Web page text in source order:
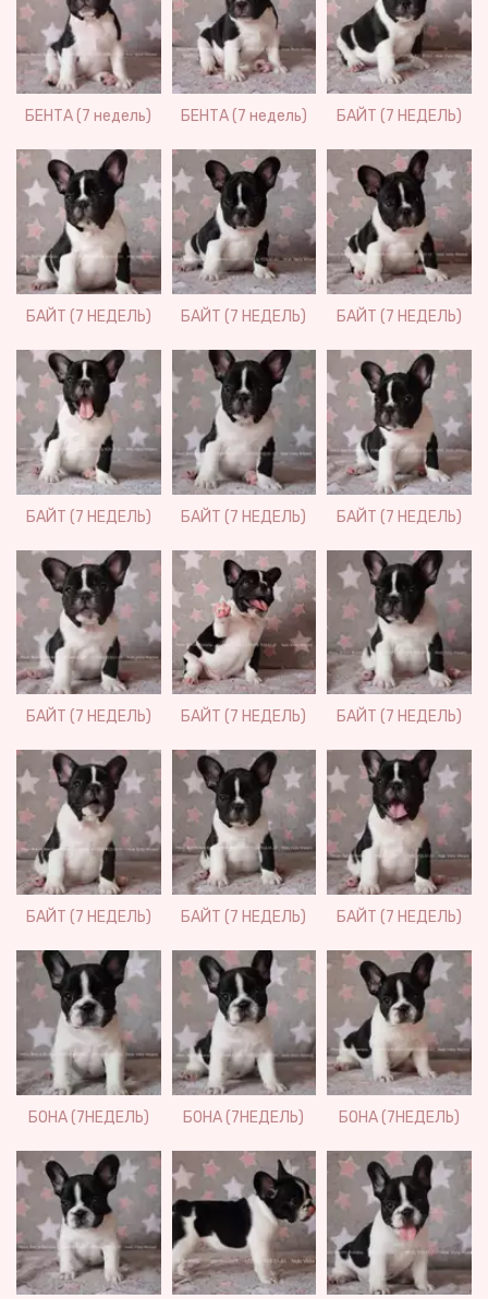
БЕНТА (7 недель) БЕНТА (7 недель) БАЙТ (7 НЕДЕЛЬ)
БАЙТ (7 НЕДЕЛЬ) БАЙТ (7 НЕДЕЛЬ) БАЙТ (7 НЕДЕЛЬ)
БАЙТ (7 НЕДЕЛЬ) БАЙТ (7 НЕДЕЛЬ) БАЙТ (7 НЕДЕЛЬ)
БАЙТ (7 НЕДЕЛЬ) БАЙТ (7 НЕДЕЛЬ) БАЙТ (7 НЕДЕЛЬ)
БАЙТ (7 НЕДЕЛЬ) БАЙТ (7 НЕДЕЛЬ) БАЙТ (7 НЕДЕЛЬ)
БОНА (7НЕДЕЛЬ) БОНА (7НЕДЕЛЬ) БОНА (7НЕДЕЛЬ)